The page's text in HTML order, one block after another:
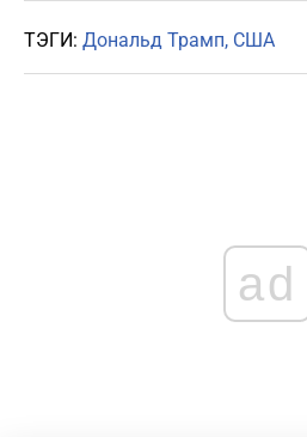
ТЭГИ: Дональд Трамп США
ad